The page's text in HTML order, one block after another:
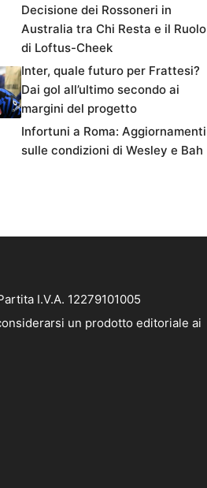
Decisione dei Rossoneri in
Australia tra Chi Resta e il Ruolo
di Loftus-Cheek
Inter, quale futuro per Frattesi?
Dai gol all’ultimo secondo ai
margini del progetto
Infortuni a Roma: Aggiornamenti
sulle condizioni di Wesley e Bah
I.V.A. 12279101005
un prodotto editoriale ai